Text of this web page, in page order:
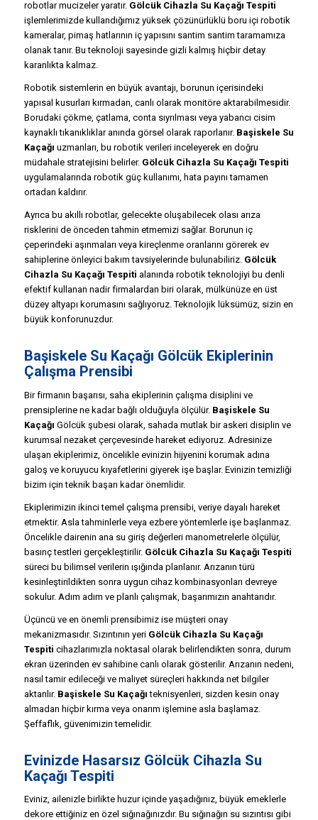
robotlar mucizeler yaratır. Gölcük Cihazla Su Kaçağı Tespiti
işlemlerimizde kullandığımız yüksek çözünürlüklü boru içi robotik
kameralar, pimaş hatlarının iç yapısını santim santim taramamıza
olanak tanır. Bu teknoloji sayesinde gizli kalmış hiçbir detay
karanlıkta kalmaz.
Robotik sistemlerin en büyük avantajı, borunun içerisindeki
yapısal kusurları kırmadan, canlı olarak monitöre aktarabilmesidir.
Borudaki çökme, çatlama, conta sıyrılması veya yabancı cisim
kaynaklı tıkanıklıklar anında görsel olarak raporlanır. Başiskele Su
Kaçağı uzmanları, bu robotik verileri inceleyerek en doğru
müdahale stratejisini belirler. Gölcük Cihazla Su Kaçağı Tespiti
uygulamalarında robotik güç kullanımı, hata payını tamamen
ortadan kaldırır.
Ayrıca bu akıllı robotlar, gelecekte oluşabilecek olası arıza
risklerini de önceden tahmin etmemizi sağlar. Borunun iç
çeperindeki aşınmaları veya kireçlenme oranlarını görerek ev
sahiplerine önleyici bakım tavsiyelerinde bulunabiliriz. Gölcük
Cihazla Su Kaçağı Tespiti alanında robotik teknolojiyi bu denli
efektif kullanan nadir firmalardan biri olarak, mülkünüze en üst
düzey altyapı korumasını sağlıyoruz. Teknolojik lüksümüz, sizin en
büyük konforunuzdur.
Başiskele Su Kaçağı Gölcük Ekiplerinin
Çalışma Prensibi
Bir firmanın başarısı, saha ekiplerinin çalışma disiplini ve
prensiplerine ne kadar bağlı olduğuyla ölçülür. Başiskele Su
Kaçağı Gölcük şubesi olarak, sahada mutlak bir askeri disiplin ve
kurumsal nezaket çerçevesinde hareket ediyoruz. Adresinize
ulaşan ekiplerimiz, öncelikle evinizin hijyenini korumak adına
galoş ve koruyucu kıyafetlerini giyerek işe başlar. Evinizin temizliği
bizim için teknik başarı kadar önemlidir.
Ekiplerimizin ikinci temel çalışma prensibi, veriye dayalı hareket
etmektir. Asla tahminlerle veya ezbere yöntemlerle işe başlanmaz.
Öncelikle dairenin ana su giriş değerleri manometrelerle ölçülür,
basınç testleri gerçekleştirilir. Gölcük Cihazla Su Kaçağı Tespiti
süreci bu bilimsel verilerin ışığında planlanır. Arızanın türü
kesinleştirildikten sonra uygun cihaz kombinasyonları devreye
sokulur. Adım adım ve planlı çalışmak, başarımızın anahtarıdır.
Üçüncü ve en önemli prensibimiz ise müşteri onay
mekanizmasıdır. Sızıntının yeri Gölcük Cihazla Su Kaçağı
Tespiti cihazlarımızla noktasal olarak belirlendikten sonra, durum
ekran üzerinden ev sahibine canlı olarak gösterilir. Arızanın nedeni,
nasıl tamir edileceği ve maliyet süreçleri hakkında net bilgiler
aktarılır. Başiskele Su Kaçağı teknisyenleri, sizden kesin onay
almadan hiçbir kırma veya onarım işlemine asla başlamaz.
Şeffaflık, güvenimizin temelidir.
Evinizde Hasarsız Gölcük Cihazla Su
Kaçağı Tespiti
Eviniz, ailenizle birlikte huzur içinde yaşadığınız, büyük emeklerle
dekore ettiğiniz en özel sığınağınızdır. Bu sığınağın su sızıntısı gibi